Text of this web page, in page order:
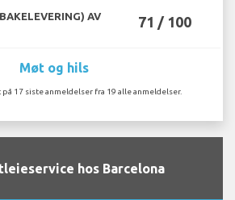
AV
71 / 100
Møt og hils
17 siste anmeldelser fra 19 alle anmeldelser.
hos Barcelona